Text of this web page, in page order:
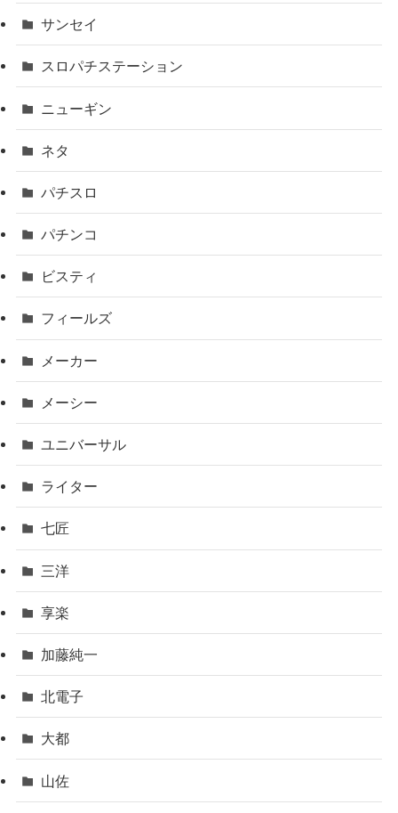
サンセイ
スロパチステーション
ニューギン
ネタ
パチスロ
パチンコ
ビスティ
フィールズ
メーカー
メーシー
ユニバーサル
ライター
七匠
三洋
享楽
加藤純一
北電子
大都
山佐